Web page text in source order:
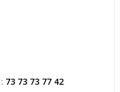
73 73 73 77 42